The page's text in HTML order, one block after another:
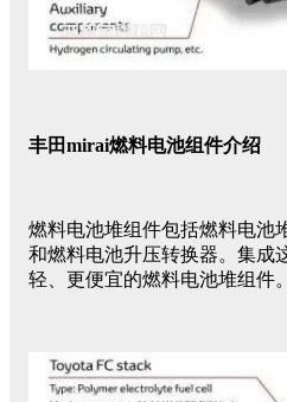
丰田mirai燃料电池组件介绍
燃料电池堆组件包括燃料电池
和燃料电池升压转换器。集成
轻、更便宜的燃料电池堆组件。